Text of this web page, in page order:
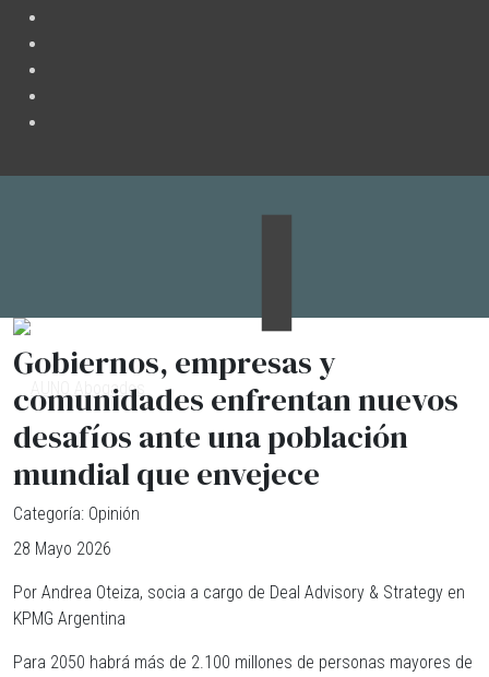
Gobiernos, empresas y
comunidades enfrentan nuevos
desafíos ante una población
mundial que envejece
Categoría: Opinión
28 Mayo 2026
Por Andrea Oteiza, socia a cargo de Deal Advisory & Strategy en
KPMG Argentina
Para 2050 habrá más de 2.100 millones de personas mayores de